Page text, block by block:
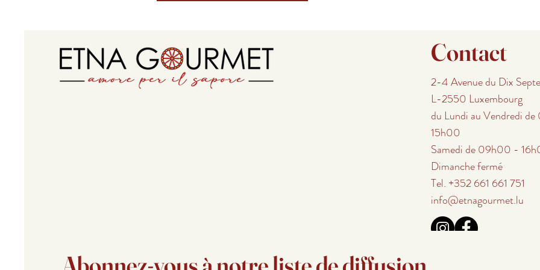
Contact
2-4 Avenue du Dix
L-2550 Luxembourg
du Lundi au Vendredi
15h00
Samedi de 09h00 -
Dimanche fermé
Tel. +352 661 661 751
info@etnagourmet.lu